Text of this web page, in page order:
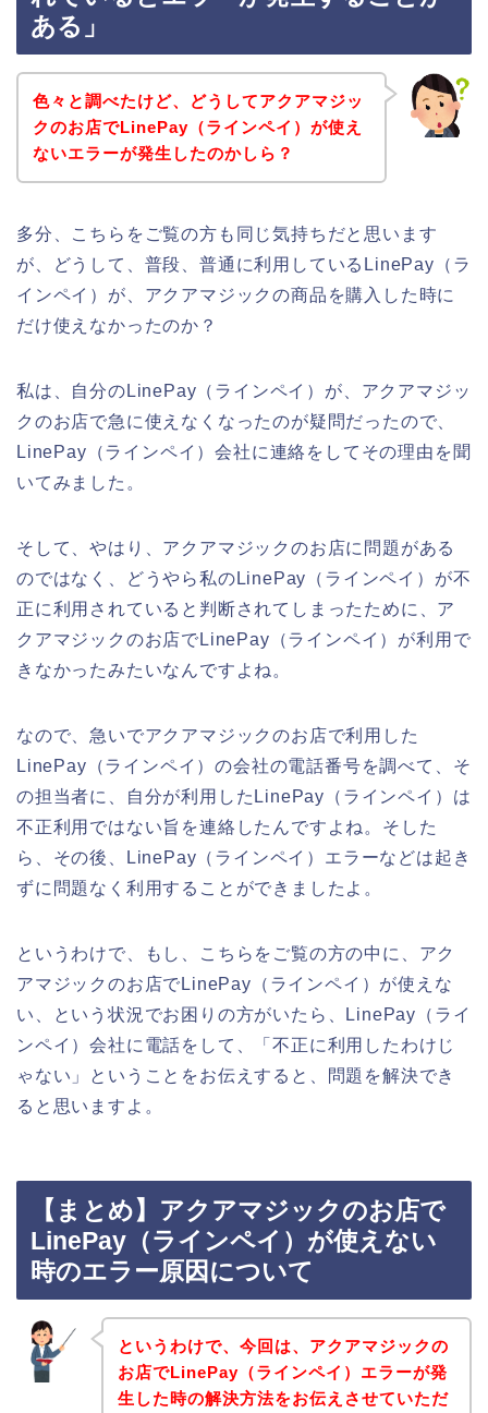
ある」
色々と調べたけど、どうしてアクアマジッ
クのお店でLinePay（ラインペイ）が使え
ないエラーが発生したのかしら？
多分、こちらをご覧の方も同じ気持ちだと思います
が、どうして、普段、普通に利用しているLinePay（ラ
インペイ）が、アクアマジックの商品を購入した時に
だけ使えなかったのか？
私は、自分のLinePay（ラインペイ）が、アクアマジッ
クのお店で急に使えなくなったのが疑問だったので、
LinePay（ラインペイ）会社に連絡をしてその理由を聞
いてみました。
そして、やはり、アクアマジックのお店に問題がある
のではなく、どうやら私のLinePay（ラインペイ）が不
正に利用されていると判断されてしまったために、ア
クアマジックのお店でLinePay（ラインペイ）が利用で
きなかったみたいなんですよね。
なので、急いでアクアマジックのお店で利用した
LinePay（ラインペイ）の会社の電話番号を調べて、そ
の担当者に、自分が利用したLinePay（ラインペイ）は
不正利用ではない旨を連絡したんですよね。そした
ら、その後、LinePay（ラインペイ）エラーなどは起き
ずに問題なく利用することができましたよ。
というわけで、もし、こちらをご覧の方の中に、アク
アマジックのお店でLinePay（ラインペイ）が使えな
い、という状況でお困りの方がいたら、LinePay（ライ
ンペイ）会社に電話をして、「不正に利用したわけじ
ゃない」ということをお伝えすると、問題を解決でき
ると思いますよ。
【まとめ】アクアマジックのお店で
LinePay（ラインペイ）が使えない
時のエラー原因について
というわけで、今回は、アクアマジックの
お店でLinePay（ラインペイ）エラーが発
生した時の解決方法をお伝えさせていただ